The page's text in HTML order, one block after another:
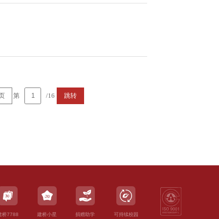
第 /16 跳转
桥7788 建桥小星 捐赠助学 可持续校园